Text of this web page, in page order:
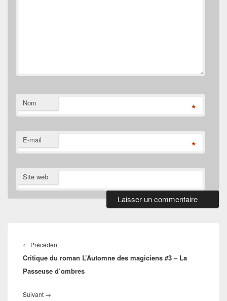
Nom *
E-mail *
Site web
de
l’article
← PrécédentArticle
précédent :
Critique du roman L’Automne des magiciens #3 – La
Passeuse d’ombres
Suivant →